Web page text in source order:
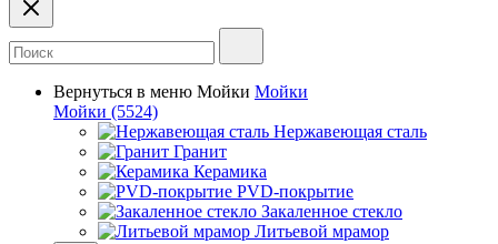
Вернуться в меню Мойки Мойки
Мойки (5524)
Нержавеющая сталь
Гранит
Керамика
PVD-покрытие
Закаленное стекло
Литьевой мрамор